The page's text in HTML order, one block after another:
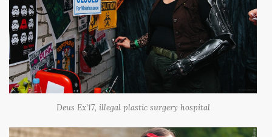
Deus Ex’17, illegal plastic surgery hospital